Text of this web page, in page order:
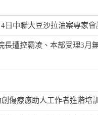
日中聯大豆沙拉油案專家
長遭控霸凌、本部受理3月
傷療癒助人工作者進階培訓